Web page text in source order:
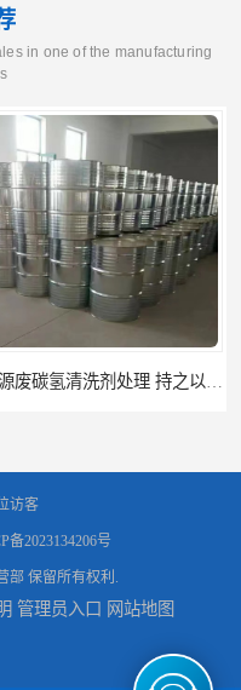
in one of the manufacturing
惠州废白电油回收 持之以恒为客户服务
访客
备2023134206号
部 保留所有权利.
管理员入口 网站地图